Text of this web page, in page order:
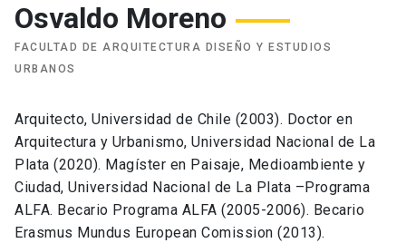
Osvaldo Moreno
FACULTAD DE ARQUITECTURA DISEÑO Y ESTUDIOS
URBANOS
Arquitecto, Universidad de Chile (2003). Doctor en
Arquitectura y Urbanismo, Universidad Nacional de La
Plata (2020). Magíster en Paisaje, Medioambiente y
Ciudad, Universidad Nacional de La Plata –Programa
ALFA. Becario Programa ALFA (2005-2006). Becario
Erasmus Mundus European Comission (2013).